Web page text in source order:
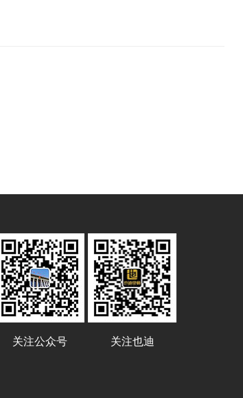
关注公众号 关注也迪